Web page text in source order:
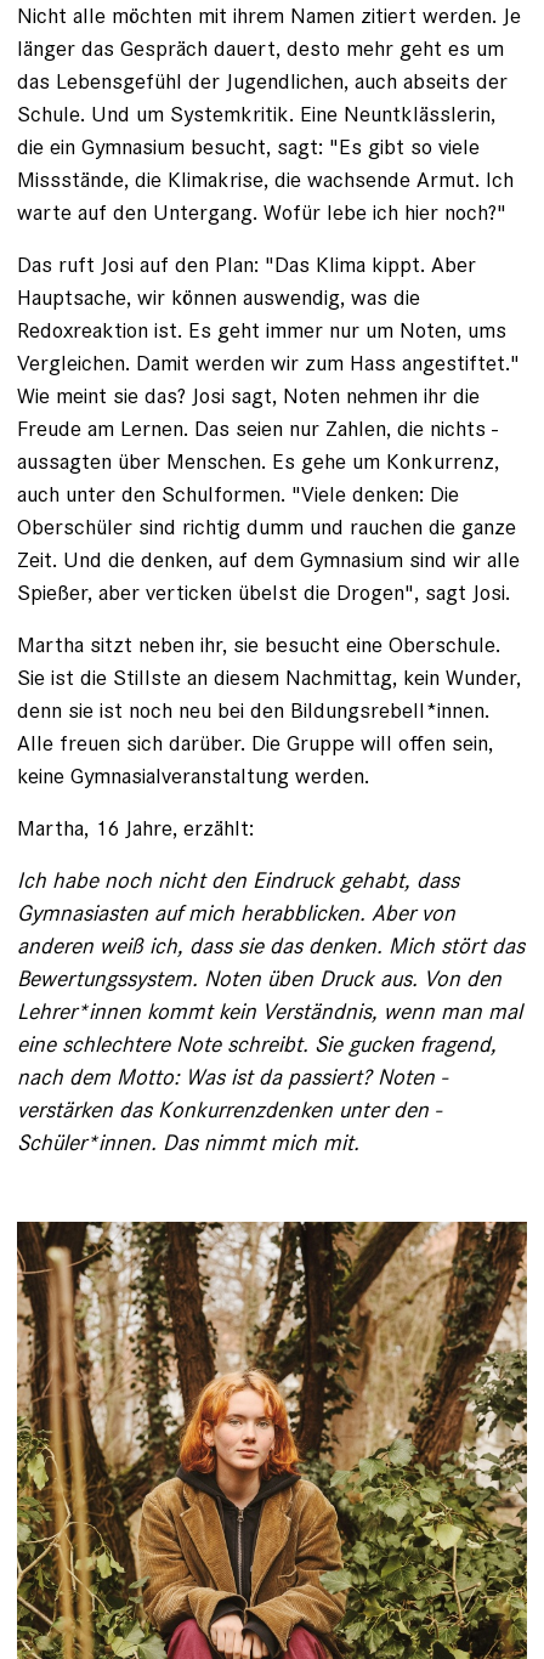
Nicht alle möchten mit ihrem Namen zitiert werden. Je
länger das Gespräch dauert, desto mehr geht es um
das Lebensgefühl der Jugendlichen, auch abseits der
Schule. Und um Systemkritik. Eine Neunt­klässlerin,
die ein Gymnasium besucht, sagt: "Es gibt so viele
Missstände, die Klimakrise, die wachsende Armut. Ich
warte auf den ­Untergang. Wofür lebe ich hier noch?"
Das ruft Josi auf den Plan: "Das Klima kippt. Aber
Hauptsache, wir können auswendig, was die
Redoxreaktion ist. Es geht immer nur um ­Noten, ums
Vergleichen. Damit ­werden wir zum Hass angestiftet."
Wie meint sie das? Josi sagt, Noten nehmen ihr die
Freude am Lernen. Das seien nur Zahlen, die nichts ­
aussagten über Menschen. Es gehe um Konkurrenz,
auch unter den Schulformen. "Viele denken: Die
Oberschüler sind richtig dumm und rauchen die ganze
Zeit. Und die denken, auf dem ­Gymnasium sind wir alle
Spießer, aber verticken übelst die Drogen", sagt Josi.
Martha sitzt neben ihr, sie besucht ­eine Oberschule.
Sie ist die Stillste an diesem Nachmittag, kein Wunder,
denn sie ist noch neu bei den Bildungsrebell*innen.
Alle freuen sich darüber. Die Gruppe will offen sein,
keine Gymnasialveranstaltung werden.
Martha, 16 Jahre, erzählt:
Ich habe noch nicht den Eindruck gehabt, dass
Gymnasiasten auf mich herabblicken. Aber von
anderen weiß ich, dass sie das ­denken. Mich stört das
Bewertungssystem. Noten üben Druck aus. Von den
Lehrer*innen kommt kein Verständnis, wenn man mal
eine schlechtere Note schreibt. Sie gucken fragend,
nach dem Motto: Was ist da passiert? Noten ­
verstärken das Konkurrenzdenken unter den ­
Schüler*innen. Das nimmt mich mit.